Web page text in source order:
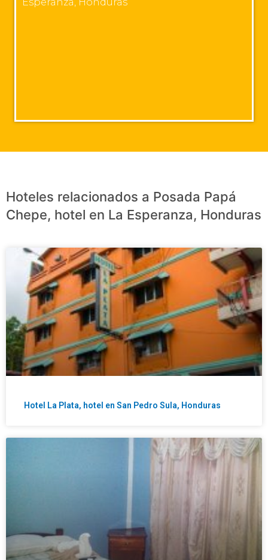
Esperanza, Honduras
Hoteles relacionados a Posada Papá
Chepe, hotel en La Esperanza, Honduras
Hotel La Plata, hotel en San Pedro Sula, Honduras